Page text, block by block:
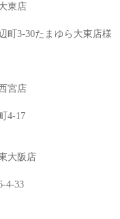
東店
町3-30たまゆら大東店様
宮店
4-17
大阪店
4-33